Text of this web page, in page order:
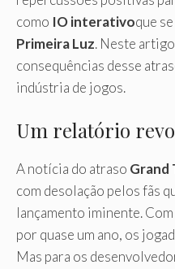
como IO interativoque
Primeira Luz. Neste
consequências desse
indústria de jogos.
Um relatório
A notícia do atraso
com desolação pelos fãs
lançamento iminente.
por quase um ano, os
Mas para os